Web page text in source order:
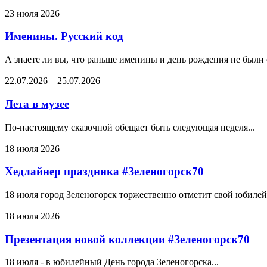
23 июля 2026
Именины. Русский код
А знаете ли вы, что раньше именины и день рождения не
22.07.2026 – 25.07.2026
Лета в музее
По-настоящему сказочной обещает быть следующая неделя...
18 июля 2026
Хедлайнер праздника #Зеленогорск70
18 июля город Зеленогорск торжественно отметит свой
18 июля 2026
Презентация новой коллекции #Зеленогорск70
18 июля - в юбилейный День города Зеленогорска...